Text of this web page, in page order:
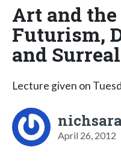
Art and
Futurism,
and
Lecture given on
nichsara
April 26, 2012